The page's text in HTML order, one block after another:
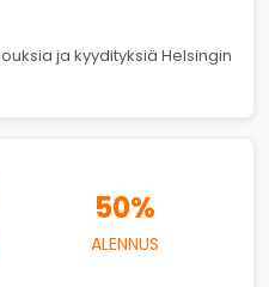
ja kyydityksiä Helsingin
50%
ALENNUS